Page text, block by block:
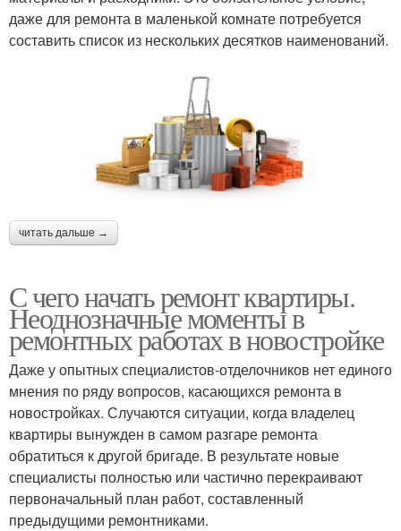
даже для ремонта в маленькой комнате потребуется
составить список из нескольких десятков наименований.
читать дальше →
С чего начать ремонт квартиры.
Неоднозначные моменты в
ремонтных работах в новостройке
Даже у опытных специалистов-отделочников нет единого
мнения по ряду вопросов, касающихся ремонта в
новостройках. Случаются ситуации, когда владелец
квартиры вынужден в самом разгаре ремонта
обратиться к другой бригаде. В результате новые
специалисты полностью или частично перекраивают
первоначальный план работ, составленный
предыдущими ремонтниками.